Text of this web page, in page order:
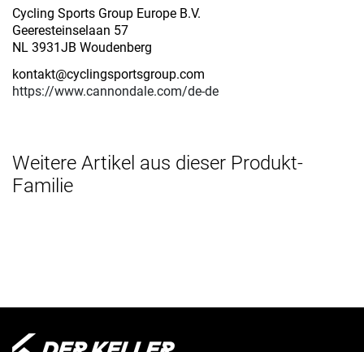
Cycling Sports Group Europe B.V.
Geeresteinselaan 57
NL 3931JB Woudenberg
kontakt@cyclingsportsgroup.com
https://www.cannondale.com/de-de
Weitere Artikel aus dieser Produkt-
Familie